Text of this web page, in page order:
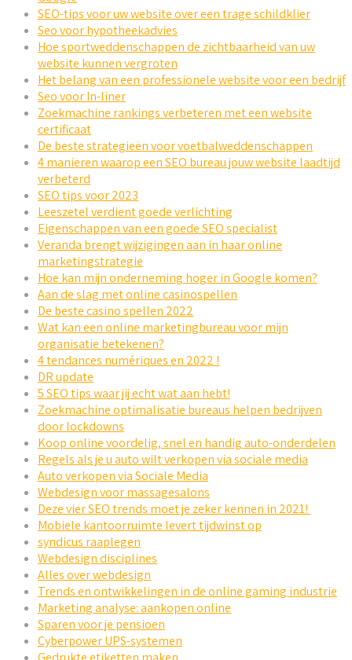
SEO-tips voor uw website over een trage schildklier
Seo voor hypotheekadvies
Hoe sportweddenschappen de zichtbaarheid van uw
website kunnen vergroten
Het belang van een professionele website voor een bedrijf
Seo voor In-liner
Zoekmachine rankings verbeteren met een website
certificaat
De beste strategieën voor voetbalweddenschappen
4 manieren waarop een SEO bureau jouw website laadtijd
verbeterd
SEO tips voor 2023
Leeszetel verdient goede verlichting
Eigenschappen van een goede SEO specialist
Veranda brengt wijzigingen aan in haar online
marketingstrategie
Hoe kan mijn onderneming hoger in Google komen?
Aan de slag met online casinospellen
De beste casino spellen 2022
Wat kan een online marketingbureau voor mijn
organisatie betekenen?
4 tendances numériques en 2022 !
DR update
5 SEO tips waar jij echt wat aan hebt!
Zoekmachine optimalisatie bureaus helpen bedrijven
door lockdowns
Koop online voordelig, snel en handig auto-onderdelen
Regels als je u auto wilt verkopen via sociale media
Auto verkopen via Sociale Media
Webdesign voor massagesalons
Deze vier SEO trends moet je zeker kennen in 2021!
Mobiele kantoorruimte levert tijdwinst op
syndicus raaplegen
Webdesign disciplines
Alles over webdesign
Trends en ontwikkelingen in de online gaming industrie
Marketing analyse: aankopen online
Sparen voor je pensioen
Cyberpower UPS-systemen